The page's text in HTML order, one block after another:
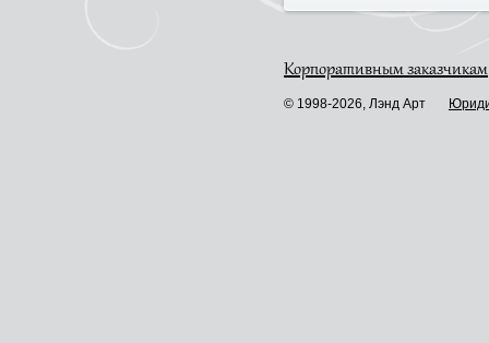
Корпоративным заказчикам
© 1998-2026, Лэнд Арт